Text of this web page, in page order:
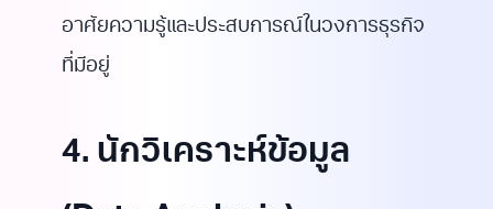
อาศัยความรู้และประสบการณ์ในวงการธุรกิจ
ที่มีอยู่
4. นักวิเคราะห์ข้อมูล